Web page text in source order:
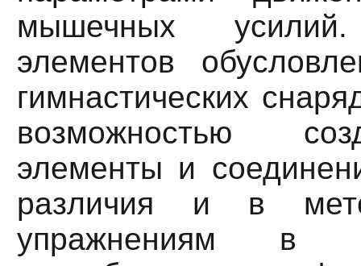
мышечных усилий.
элементов
гимнастических
возможностью
элементы и
различия и в
упражнениям в